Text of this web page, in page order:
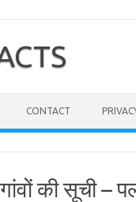
CONTACT
की सूची –